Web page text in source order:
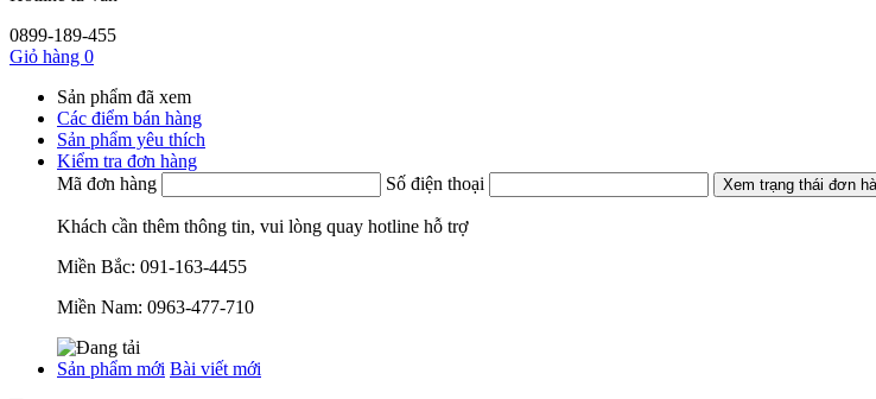
0899-189-455
Giỏ hàng 0
Sản phẩm đã xem
Các điểm bán hàng
Sản phẩm yêu thích
Kiểm tra đơn hàng
Mã đơn hàng
Số điện thoại Xem trạng thái đơn
Khách cần thêm thông tin, vui lòng quay hotline hỗ trợ
Miền Bắc: 091-163-4455
Miền Nam: 0963-477-710
Sản phẩm mới Bài viết mới